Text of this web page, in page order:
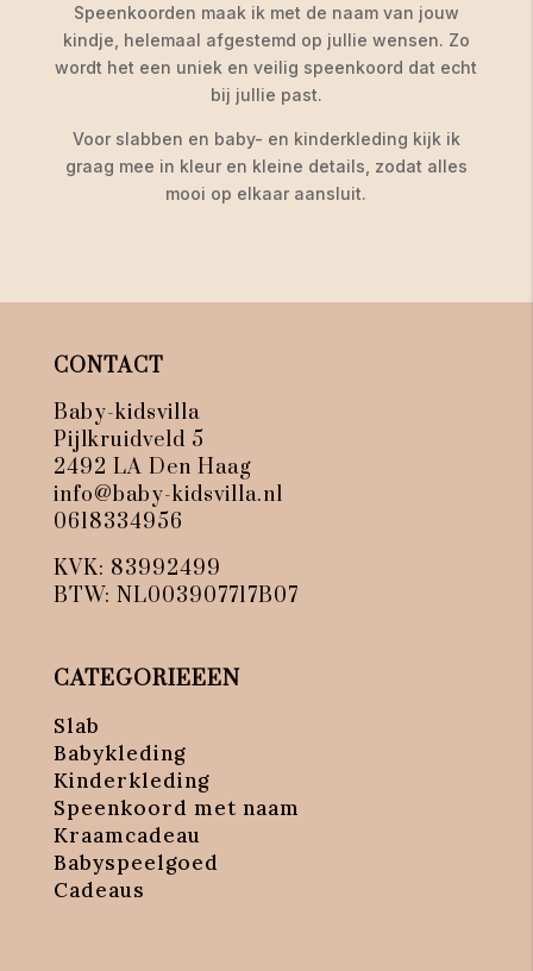
Speenkoorden maak ik met de naam van jouw
kindje, helemaal afgestemd op jullie wensen. Zo
wordt het een uniek en veilig speenkoord dat echt
bij jullie past.
Voor slabben en baby- en kinderkleding kijk ik
graag mee in kleur en kleine details, zodat alles
mooi op elkaar aansluit.
CONTACT
Baby-kidsvilla
Pijlkruidveld 5
2492 LA Den Haag
info@baby-kidsvilla.nl
0618334956
KVK: 83992499
BTW: NL003907717B07
CATEGORIEEEN
Slab
Babykleding
Kinderkleding
Speenkoord met naam
Kraamcadeau
Babyspeelgoed
Cadeaus